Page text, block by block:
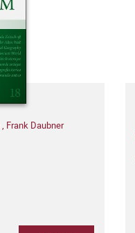
, Frank Daubner